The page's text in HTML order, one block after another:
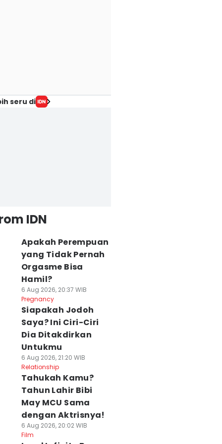
seru di
IDN
Apakah Perempuan
yang Tidak Pernah
Orgasme Bisa
Hamil?
6 Aug 2026, 20:37 WIB
Pregnancy
Siapakah Jodoh
Saya? Ini Ciri-Ciri
Dia Ditakdirkan
Untukmu
6 Aug 2026, 21:20 WIB
Relationship
Tahukah Kamu?
Tahun Lahir Bibi
May MCU Sama
dengan Aktrisnya!
6 Aug 2026, 20:02 WIB
Film